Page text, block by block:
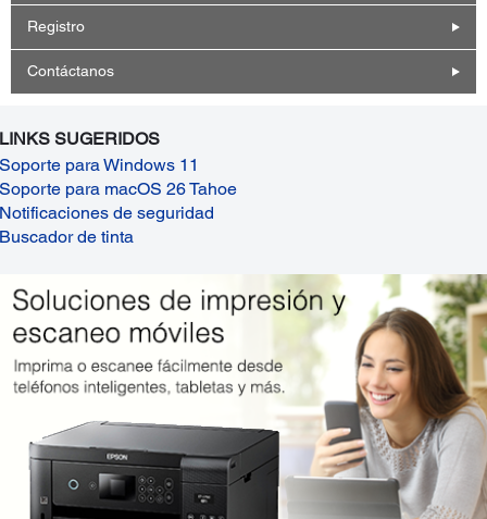
Registro
Contáctanos
LINKS SUGERIDOS
Soporte para Windows 11
Soporte para macOS 26 Tahoe
Notificaciones de seguridad
Buscador de tinta